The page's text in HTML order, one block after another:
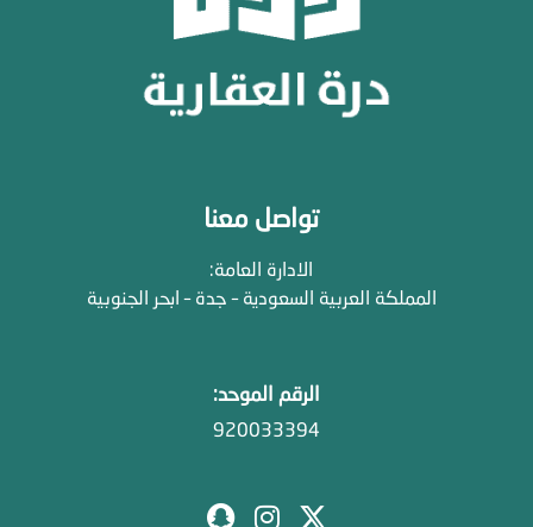
تواصل معنا
الادارة العامة:
المملكة العربية السعودية – جدة – ابحر الجنوبية
الرقم الموحد:
920033394